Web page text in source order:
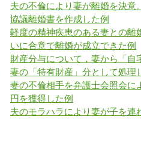
夫の不倫により妻が離婚を決意
協議離婚書を作成した例
軽度の精神疾患のある妻との離
いに合意で離婚が成立できた例
財産分与について，妻から「自
妻の「特有財産」分として処理
妻の不倫相手を弁護士会照会に
円を獲得した例
夫のモラハラにより妻が子を